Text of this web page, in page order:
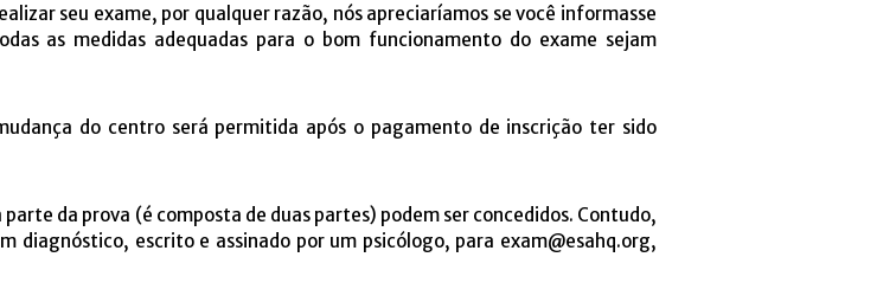
seu exame, por qualquer razão, nós apreciaríamos se você informasse
as medidas adequadas para o bom funcionamento do exame sejam
do centro será permitida após o pagamento de inscrição ter sido
da prova (é composta de duas partes) podem ser concedidos. Contudo,
diagnóstico, escrito e assinado por um psicólogo, para exam@esahq.org,